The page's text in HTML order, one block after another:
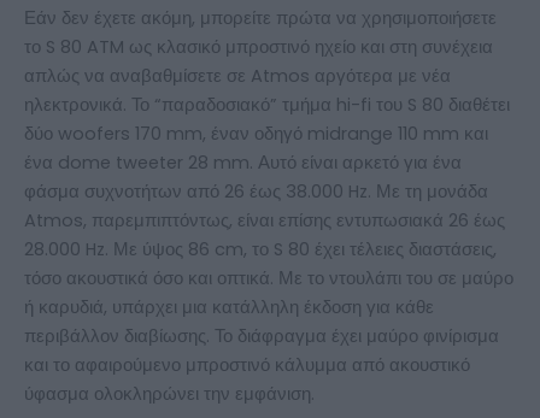
Εάν δεν έχετε ακόμη, μπορείτε πρώτα να χρησιμοποιήσετε
το S 80 ATM ως κλασικό μπροστινό ηχείο και στη συνέχεια
απλώς να αναβαθμίσετε σε Atmos αργότερα με νέα
ηλεκτρονικά. Το “παραδοσιακό” τμήμα hi-fi του S 80 διαθέτει
δύο woofers 170 mm, έναν οδηγό midrange 110 mm και
ένα dome tweeter 28 mm. Αυτό είναι αρκετό για ένα
φάσμα συχνοτήτων από 26 έως 38.000 Hz. Με τη μονάδα
Atmos, παρεμπιπτόντως, είναι επίσης εντυπωσιακά 26 έως
28.000 Hz. Με ύψος 86 cm, το S 80 έχει τέλειες διαστάσεις,
τόσο ακουστικά όσο και οπτικά. Με το ντουλάπι του σε μαύρο
ή καρυδιά, υπάρχει μια κατάλληλη έκδοση για κάθε
περιβάλλον διαβίωσης. Το διάφραγμα έχει μαύρο φινίρισμα
και το αφαιρούμενο μπροστινό κάλυμμα από ακουστικό
ύφασμα ολοκληρώνει την εμφάνιση.